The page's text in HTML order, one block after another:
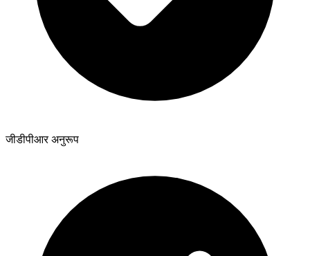
जीडीपीआर अनुरूप